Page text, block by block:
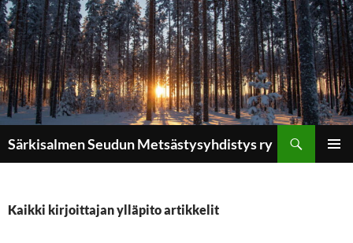
Särkisalmen Seudun Metsästysyhdistys ry
Kaikki kirjoittajan ylläpito artikkelit